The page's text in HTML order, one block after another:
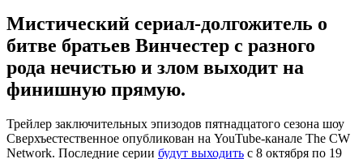
Мистический сериал-долгожитель о
битве братьев Винчестер с разного
рода нечистью и злом выходит на
финишную прямую.
Трейлер заключительных эпизодов пятнадцатого сезона шоу
Сверхъестественное опубликован на YouTube-канале The CW
Network. Последние серии будут выходить с 8 октября по 19